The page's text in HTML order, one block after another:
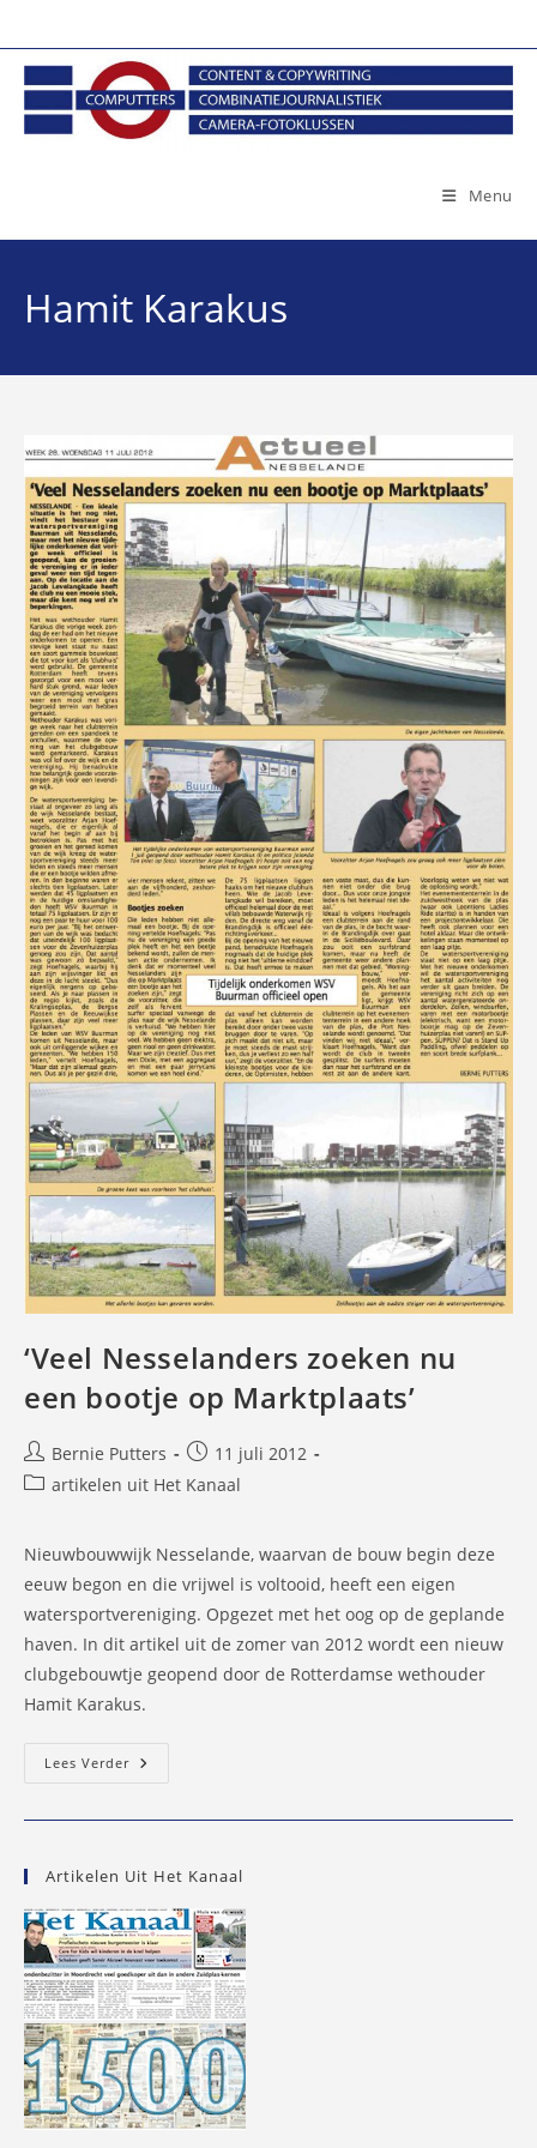
naar
inhoud
Menu
Hamit Karakus
‘Veel Nesselanders zoeken nu
een bootje op Marktplaats’
Bericht
auteur:
Bernie Putters
Bericht
gepubliceerd
11 juli 2012
Berichtcategorie:
artikelen uit Het Kanaal
Nieuwbouwwijk Nesselande, waarvan de bouw begin deze
eeuw begon en die vrijwel is voltooid, heeft een eigen
watersportvereniging. Opgezet met het oog op de geplande
haven. In dit artikel uit de zomer van 2012 wordt een nieuw
clubgebouwtje geopend door de Rotterdamse wethouder
Hamit Karakus.
Lees Verder‘Veel
Marktplaats’
Artikelen Uit Het Kanaal